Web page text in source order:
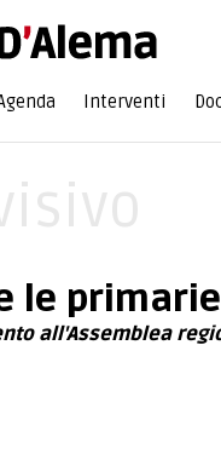
Interventi
le
all'Assemblea